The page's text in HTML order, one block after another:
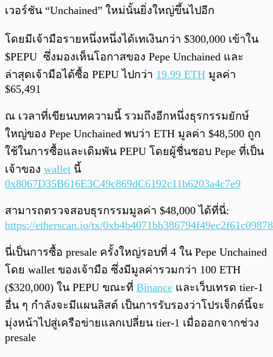
เวอร์ชัน “Unchained” ใหม่นั้นยิ่งใหญ่ขึ้นไปอีก
โดยมีเจ้ามือรายหนึ่งหนึ่งได้เทเงินกว่า $300,000 เข้าใน
$PEPU ซึ่งมองเห็นโอกาสของ Pepe Unchained และ
ล่าสุดเจ้ามือได้ซื้อ PEPU ไปกว่า 19.99 ETH มูลค่า
$65,491
ณ เวลาที่เขียนบทความนี้ รวมถึงอีกหนึ่งธุรกรรมยักษ์
ใหญ่ของ Pepe Unchained พบว่า ETH มูลค่า $48,500 ถูก
ใช้ในการซื้อและเดิมพัน PEPU โดยผู้ชื่นชอบ Pepe ที่เป็น
เจ้าของ wallet นี้
0x8067D35B616E3C49c869dC6192c11b6203a4c7e9
สามารถตรวจสอบธุรกรรมมูลค่า $48,000 ได้ที่นี่:
https://etherscan.io/tx/
นี่เป็นการซื้อ presale ครั้งใหญ่รอบที่ 4 ใน Pepe Unchained
โดย wallet ของเจ้ามือ ซึ่งมีมูลค่ารวมกว่า 100 ETH
($320,000) ใน PEPU ขณะที่ Binance และเว็บเทรด tier-1
อื่น ๆ กำลังจะมีแผนลิสต์ เป็นการรับรองว่าโปรเจ็กต์นี้จะ
มุ่งหน้าไปสู่เครือข่ายแลกเปลี่ยน tier-1 เมื่อออกจากช่วง
presale